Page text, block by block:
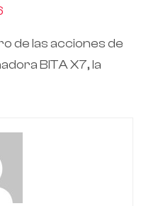
de las acciones de
BITA X7, la